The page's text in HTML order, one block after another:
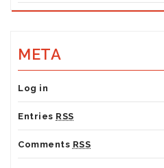
META
Log in
Entries RSS
Comments RSS